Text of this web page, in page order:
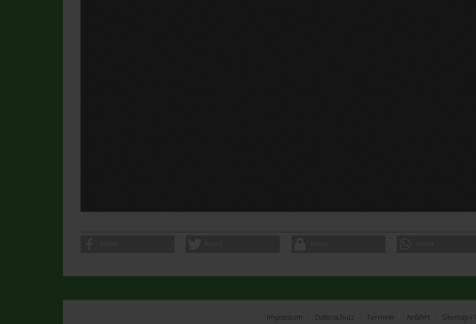
Impressum Datenschutz Termine Anfahrt Sitemap /